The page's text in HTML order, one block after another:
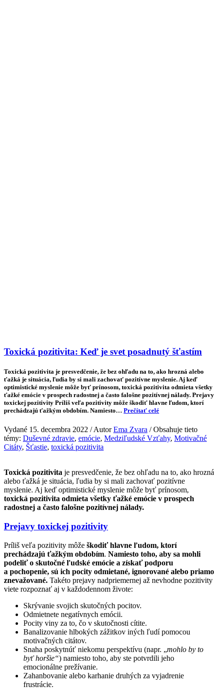
Toxická pozitivita: Keď je svet posadnutý šťastím
Toxická pozitivita je presvedčenie, že bez ohľadu na to, ako hrozná alebo
ťažká je situácia, ľudia by si mali zachovať pozitívne myslenie. Aj keď
optimistické myslenie môže byť prínosom, toxická pozitivita odmieta všetky
ťažké emócie v prospech radostnej a často falošne pozitívnej nálady. Prejavy
toxickej pozitivity Príliš veľa pozitivity môže škodiť hlavne ľudom, ktorí
prechádzajú ťažkým obdobím. Namiesto… Prečítať celé
Vydané 15. decembra 2022 / AutorEma Zvara / Obsahuje tieto
témy: Duševné zdravie, emócie, Medziľudské Vzťahy, Motivačné
Citáty, Šťastie, toxická pozitivita
Toxická pozitivita je presvedčenie, že bez ohľadu na to, ako hrozná
alebo ťažká je situácia, ľudia by si mali zachovať pozitívne
myslenie. Aj keď optimistické myslenie môže byť prínosom,
toxická pozitivita odmieta všetky ťažké emócie v prospech
radostnej a často falošne pozitívnej nálady.
Prejavy toxickej pozitivity
Príliš veľa pozitivity môže škodiť hlavne ľudom, ktorí
prechádzajú ťažkým obdobím. Namiesto toho, aby sa mohli
podeliť o skutočné ľudské emócie a získať podporu
a pochopenie, sú ich pocity odmietané, ignorované alebo priamo
znevažované. Takéto prejavy nadpriemernej až nevhodne pozitivity
viete rozpoznať aj v každodennom živote:
Skrývanie svojich skutočných pocitov.
Odmietnete negatívnych emócii.
Pocity viny za to, čo v skutočnosti cítite.
Banalizovanie hlbokých zážitkov iných ľudí pomocou
motivačných citátov.
Snaha poskytnúť niekomu perspektívu (napr. „mohlo by to
byť horšie“) namiesto toho, aby ste potvrdili jeho
emocionálne prežívanie.
Zahanbovanie alebo karhanie druhých za vyjadrenie
frustrácie.